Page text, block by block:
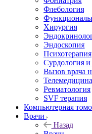
Флебология
Хирургия
Эндоскопия
Психотерапия
Сурдология и
Вызов врача
Телемедицина
Ревматология
SVF терапия
Компьютерная
Врачи
Назад